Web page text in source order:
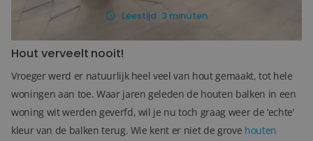
SHOWROOM BEZOEKEN
Stijlstudio's
Projecten
Inspiratie
Leestijd: 3 minuten
Hout verveelt nooit!
Vroeger werd er natuurlijk heel veel van hout gemaakt, tot hele
woningen aan toe. Waar jaren geleden de houten balken in een
woning wit werden geverfd, wil je nu toch graag weer de ‘echte’
kleur van de balken terug. Wie kent er niet de grove houten